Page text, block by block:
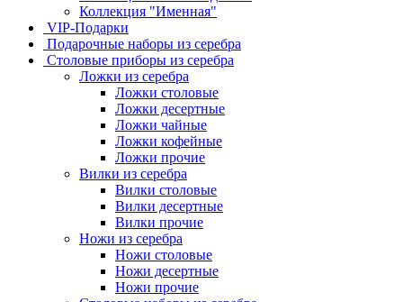
Коллекция "Именная"
VIP-Подарки
Подарочные наборы из серебра
Столовые приборы из серебра
Ложки из серебра
Ложки столовые
Ложки десертные
Ложки чайные
Ложки кофейные
Ложки прочие
Вилки из серебра
Вилки столовые
Вилки десертные
Вилки прочие
Ножи из серебра
Ножи столовые
Ножи десертные
Ножи прочие